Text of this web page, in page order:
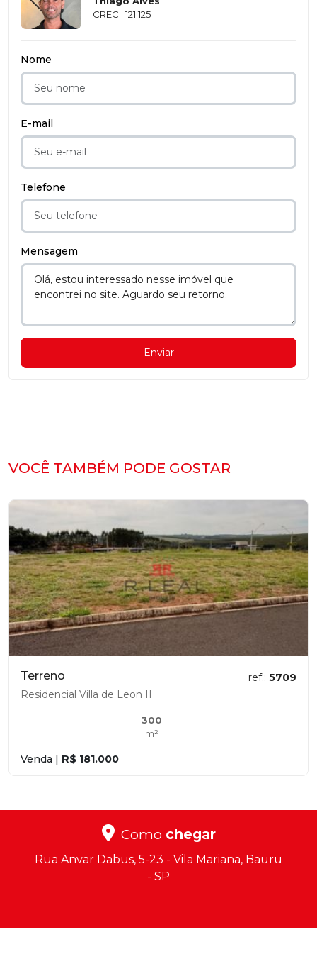
CRECI: 121.125
Nome
E-mail
Telefone
Mensagem
Enviar
VOCÊ TAMBÉM PODE GOSTAR
Terreno ref.: 5709
Residencial Villa de Leon II
300
m²
Venda | R$ 181.000
Como chegar
Rua Anvar Dabus, 5-23 - Vila Mariana, Bauru
- SP